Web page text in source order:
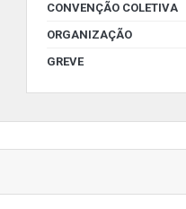
CONVENÇÃO COLETIVA
ORGANIZAÇÃO
GREVE